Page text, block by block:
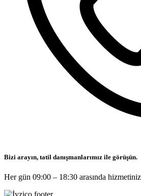
Bizi arayın, tatil danışmanlarımız ile görüşün.
Her gün 09:00 – 18:30 arasında